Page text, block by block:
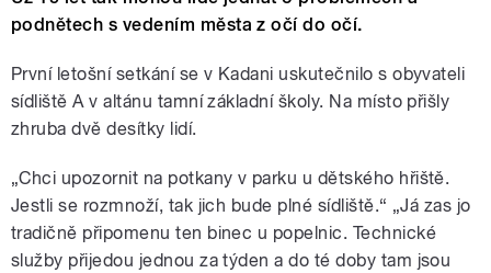
podnětech s vedením města z očí do očí.
První letošní setkání se v Kadani uskutečnilo s obyvateli
sídliště A v altánu tamní základní školy. Na místo přišly
zhruba dvě desítky lidí.
„Chci upozornit na potkany v parku u dětského hřiště.
Jestli se rozmnoží, tak jich bude plné sídliště.“ „Já zas jo
tradičně připomenu ten binec u popelnic. Technické
služby přijedou jednou za týden a do té doby tam jsou